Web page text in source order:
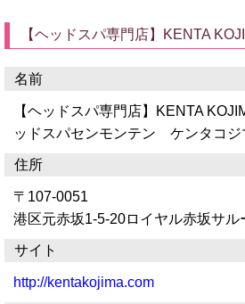
【ヘッドスパ専門店】KENTA
名前
【ヘッドスパ専門店】KENTA
ッドスパセンモンテン ケンタコジ
住所
〒107-0051
港区元赤坂1-5-20ロイヤル赤坂サル
サイト
http://kentakojima.com